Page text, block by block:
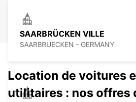
SAARBRÜCKEN VILLE
SAARBRUECKEN - GERMANY
Location de voitures
utilitaires : nos offres